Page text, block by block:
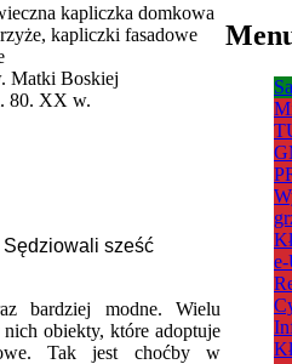
kapliczka domkowa
kapliczki fasadowe
Matki Boskiej
80. XX w.
sześć
bardziej modne. Wielu
obiekty, które adoptuje
Tak jest choćby w